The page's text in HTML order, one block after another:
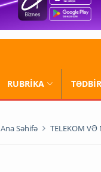
RUBRİKA
Ana Səhifə TELEKOM VƏ